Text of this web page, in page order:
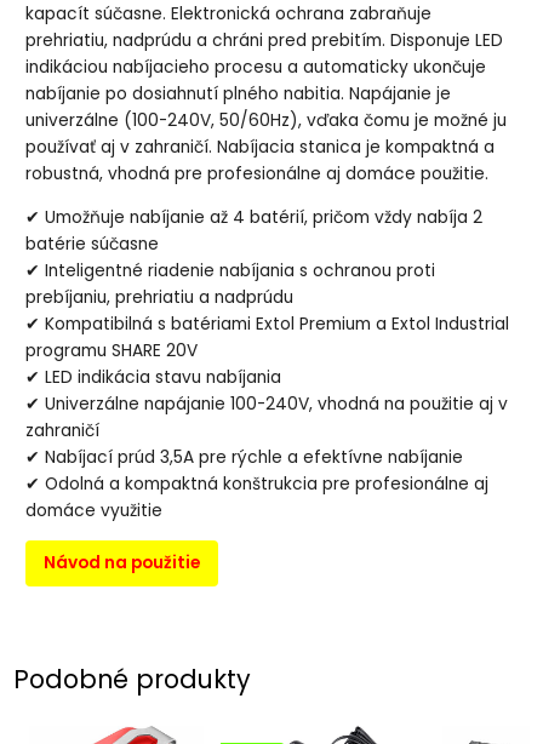
kapacít súčasne. Elektronická ochrana zabraňuje
prehriatiu, nadprúdu a chráni pred prebitím. Disponuje LED
indikáciou nabíjacieho procesu a automaticky ukončuje
nabíjanie po dosiahnutí plného nabitia. Napájanie je
univerzálne (100-240V, 50/60Hz), vďaka čomu je možné ju
používať aj v zahraničí. Nabíjacia stanica je kompaktná a
robustná, vhodná pre profesionálne aj domáce použitie.
✔ Umožňuje nabíjanie až 4 batérií, pričom vždy nabíja 2
batérie súčasne
✔ Inteligentné riadenie nabíjania s ochranou proti
prebíjaniu, prehriatiu a nadprúdu
✔ Kompatibilná s batériami Extol Premium a Extol Industrial
programu SHARE 20V
✔ LED indikácia stavu nabíjania
✔ Univerzálne napájanie 100-240V, vhodná na použitie aj v
zahraničí
✔ Nabíjací prúd 3,5A pre rýchle a efektívne nabíjanie
✔ Odolná a kompaktná konštrukcia pre profesionálne aj
domáce využitie
Návod na použitie
Podobné produkty